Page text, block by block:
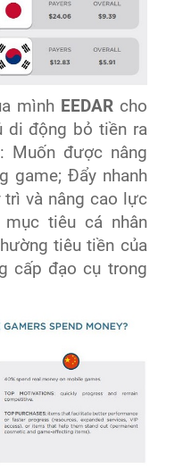
mình EEDARcho
di động bỏ tiền ra
Muốn được nâng
game; Đẩy nhanh
trì và nâng cao lực
mục tiêu cá nhân
tiêu tiền của
cấp đạo cụ trong